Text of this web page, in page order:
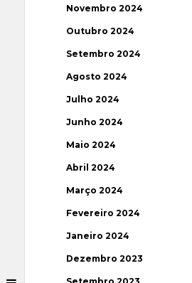
Novembro 2024
Outubro 2024
Setembro 2024
Agosto 2024
Julho 2024
Junho 2024
Maio 2024
Abril 2024
Março 2024
Fevereiro 2024
Janeiro 2024
Dezembro 2023